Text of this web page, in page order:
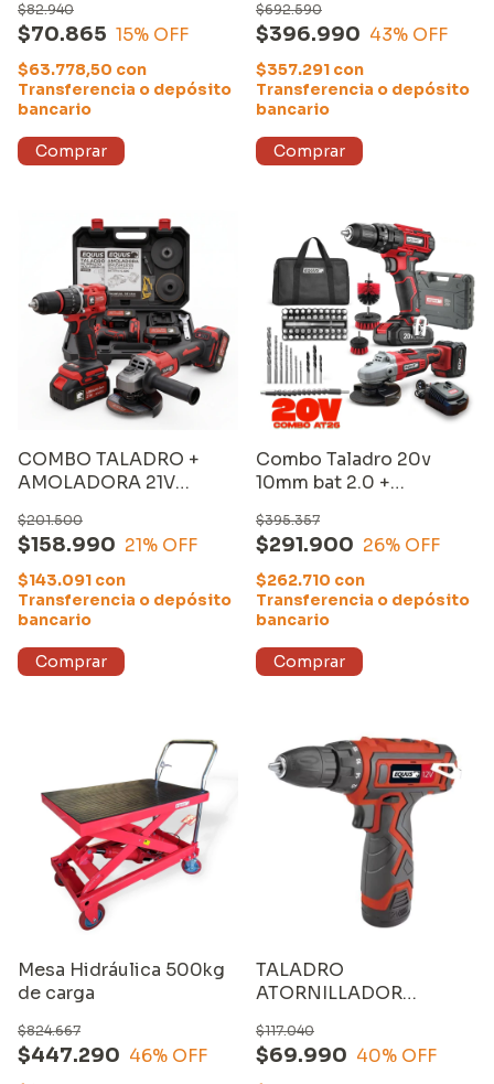
$70.865
$82.940
15% OFF
$63.778,50 con
Transferencia o depósito
bancario
$396.990
$692.590
43% OFF
$357.291 con
Transferencia o depósito
bancario
COMBO TALADRO +
AMOLADORA 21V
$158.990
$201.500
21% OFF
$143.091 con
Transferencia o depósito
bancario
Combo Taladro 20v
10mm bat 2.0 +
$291.900
$395.357
26% OFF
$262.710 con
Transferencia o depósito
bancario
Mesa Hidráulica 500kg
de carga
$447.290
$824.667
46% OFF
TALADRO
ATORNILLADOR
12V (13201S) con
MALETÍN y 2 BATERÍAS
$69.990
$117.040
40% OFF